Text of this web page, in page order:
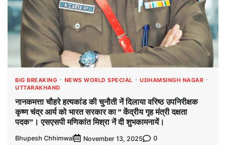
BIG BREAKING NEWS WORLD SPECIAL
UDHAMSINGH NAGAR
UTTARAKHAND
नानकमत्ता चौहरे हत्यकांड की चुनौती नें दिलाया वरिष्ठ उपनिरीक्षक
कृष्ण चंद्र आर्य को भारत सरकार का ” केंद्रीय गृह मंत्री दक्षता
पदक”। एसएसपी मणिकांत मिश्रा नें दी शुभकामनायें।
Bhupesh Chhimwal November 13, 2025 0